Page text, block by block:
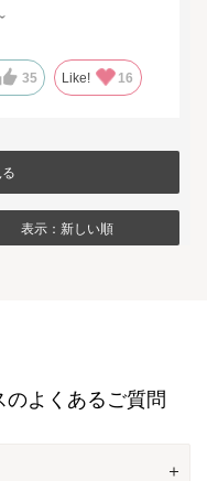
のはイメージと違って
く自信をもって着用し
35 Like! 16
表示：新しい順
よくあるご質問